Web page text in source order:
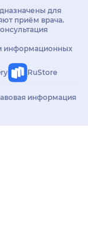
для
приём врача.
информационных
RuStore
информация